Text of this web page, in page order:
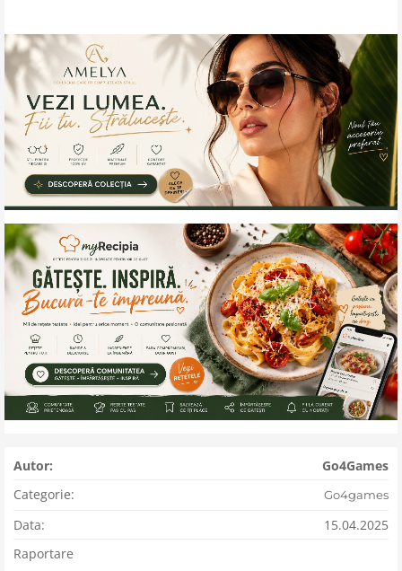
Autor:
Go4Games
Categorie:
Go4games
Data:
15.04.2025
Raportare